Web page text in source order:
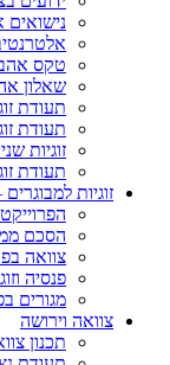
נישואים
טקס
שאלון
תעודת
תעודת
זוגיות
תעודת
זוגיות
הסכם
צוואה
פנסיה
מגורים
צוואה וירושה
תכנון